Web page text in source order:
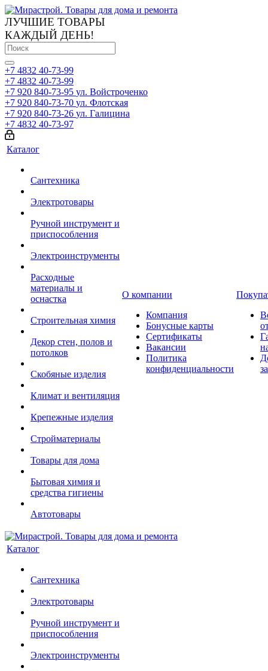
ЛУЧШИЕ ТОВАРЫ
КАЖДЫЙ ДЕНЬ!
+7 4832 40-73-99
+7 4832 40-73-99
+7 920 840-73-95 ул. Войстроченко
+7 920 840-73-70 ул. Флотская
+7 920 840-73-26 ул. Галицина
+7 4832 40-73-97
Каталог
Сантехника
Электротовары
Ручной инструмент и
приспособления
Электроинструменты
Расходные
материалы и
оснастка
Строительная химия
Декор стен, полов и
потолков
Скобяные изделия
Климат и вентиляция
Крепежные изделия
Стройматериалы
Товары для дома
Бытовая химия и
средства гигиены
Автотовары
О компании
Компания
Бонусные карты
Сертификаты
Вакансии
Политика
конфиденциальности
Каталог
Сантехника
Электротовары
Ручной инструмент и
приспособления
Электроинструменты